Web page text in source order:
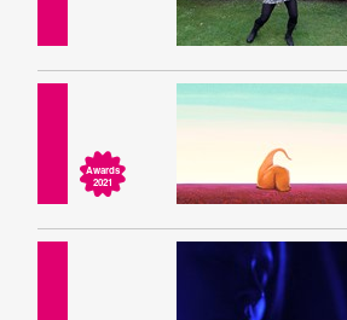
Awards
2021